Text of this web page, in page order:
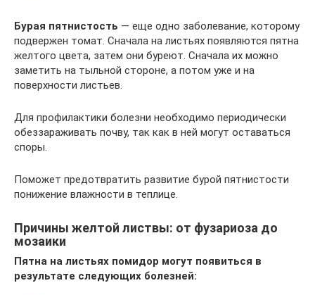
Бурая пятнистость — еще одно заболевание, которому
подвержен томат. Сначала на листьях появляются пятна
желтого цвета, затем они буреют. Сначала их можно
заметить на тыльной стороне, а потом уже и на
поверхности листьев.
Для профилактики болезни необходимо периодически
обеззараживать почву, так как в ней могут оставаться
споры.
Поможет предотвратить развитие бурой пятнистости
понижение влажности в теплице.
Причины желтой листвы: от фузариоза до
мозаики
Пятна на листьях помидор могут появиться в
результате следующих болезней: